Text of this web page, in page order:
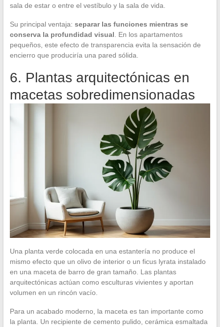
sala de estar o entre el vestíbulo y la sala de vida.
Su principal ventaja: separar las funciones mientras se
conserva la profundidad visual. En los apartamentos
pequeños, este efecto de transparencia evita la sensación de
encierro que produciría una pared sólida.
6. Plantas arquitectónicas en
macetas sobredimensionadas
Una planta verde colocada en una estantería no produce el
mismo efecto que un olivo de interior o un ficus lyrata instalado
en una maceta de barro de gran tamaño. Las plantas
arquitectónicas actúan como esculturas vivientes y aportan
volumen en un rincón vacío.
Para un acabado moderno, la maceta es tan importante como
la planta. Un recipiente de cemento pulido, cerámica esmaltada